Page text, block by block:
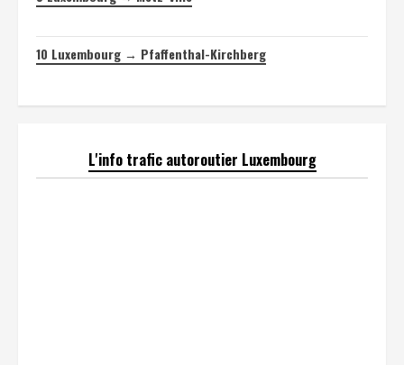
10 Luxembourg → Pfaffenthal-Kirchberg
L'info trafic autoroutier Luxembourg